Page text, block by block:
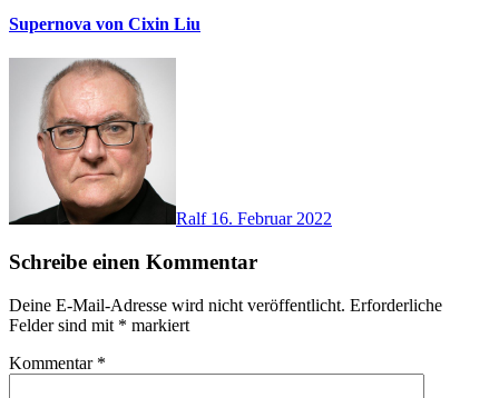
Supernova von Cixin Liu
Ralf 16. Februar 2022
Schreibe einen Kommentar
Deine E-Mail-Adresse wird nicht veröffentlicht. Erforderliche
Felder sind mit * markiert
Kommentar *